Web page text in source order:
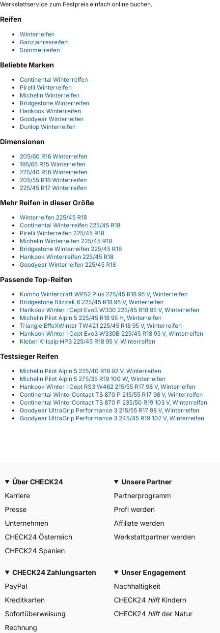
Werkstattservice zum Festpreis einfach online buchen.
Reifen
Winterreifen
Ganzjahresreifen
Sommerreifen
Beliebte Marken
Continental Winterreifen
Pirelli Winterreifen
Michelin Winterreifen
Bridgestone Winterreifen
Hankook Winterreifen
Goodyear Winterreifen
Dunlop Winterreifen
Dimensionen
205/60 R16 Winterreifen
195/65 R15 Winterreifen
225/40 R18 Winterreifen
205/55 R16 Winterreifen
225/45 R17 Winterreifen
Mehr Reifen in dieser Größe
Winterreifen 225/45 R18
Continental Winterreifen 225/45 R18
Pirelli Winterreifen 225/45 R18
Michelin Winterreifen 225/45 R18
Bridgestone Winterreifen 225/45 R18
Hankook Winterreifen 225/45 R18
Goodyear Winterreifen 225/45 R18
Passende Top-Reifen
Kumho Wintercraft WP52 Plus 225/45 R18 95 V, Winterreifen
Bridgestone Blizzak 6 225/45 R18 95 V, Winterreifen
Hankook Winter I Cept Evo3 W330 225/45 R18 95 V, Winterreifen
Michelin Pilot Alpin 5 225/45 R18 95 H, Winterreifen
Triangle EffeXWinter TW421 225/45 R18 95 V, Winterreifen
Hankook Winter I Cept Evo3 W330B 225/45 R18 95 V, Winterreifen
Kleber Krisalp HP3 225/45 R18 95 V, Winterreifen
Testsieger Reifen
Michelin Pilot Alpin 5 225/40 R18 92 V, Winterreifen
Michelin Pilot Alpin 5 275/35 R19 100 W, Winterreifen
Hankook Winter I Cept RS3 W462 215/55 R17 98 V, Winterreifen
Continental WinterContact TS 870 P 215/55 R17 98 V, Winterreifen
Continental WinterContact TS 870 P 235/50 R19 103 V, Winterreifen
Goodyear UltraGrip Performance 3 215/55 R17 98 V, Winterreifen
Goodyear UltraGrip Performance 3 245/45 R19 102 V, Winterreifen
Über CHECK24
Karriere
Presse
Unternehmen
CHECK24 Österreich
CHECK24 Spanien
Unsere Partner
Partnerprogramm
Profi werden
Affiliate werden
Werkstattpartner werden
CHECK24 Zahlungsarten
PayPal
Kreditkarten
Sofortüberweisung
Rechnung
Unser Engagement
Nachhaltigkeit
CHECK24 hilftKindern
CHECK24 hilftder Natur